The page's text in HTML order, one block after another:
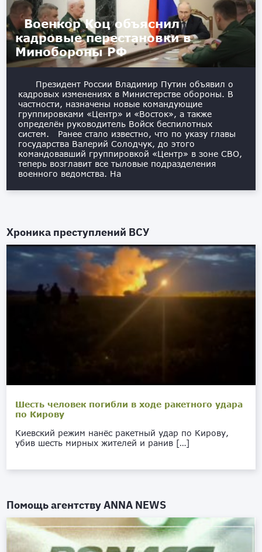
Военкор Коц объяснил
кадровые перестановки в
Минобороны РФ
Президент России Владимир Путин объявил о
кадровых изменениях в Министерстве обороны. В
частности, назначены новые командующие
группировками «Центр» и «Восток», а также
определён руководитель Войск беспилотных
систем. Ранее стало известно, что по указу главы
государства Валерий Солодчук, до этого
командовавший группировкой «Центр» в зоне СВО,
теперь возглавит все тыловые подразделения
военного ведомства. На
Хроника преступлений ВСУ
Шесть человек погибли в ходе ракетного удара
по Кирову
Киевский режим нанёс ракетный удар по Кирову,
убив шесть мирных жителей и ранив […]
Помощь агентствуANNA NEWS